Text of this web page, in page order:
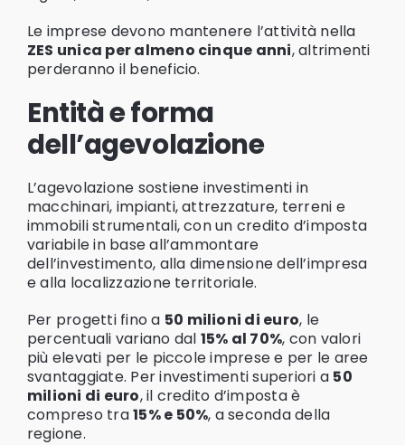
Le imprese devono mantenere l’attività nella
ZES unica per almeno cinque anni, altrimenti
perderanno il beneficio.
Entità e forma
dell’agevolazione
L’agevolazione sostiene investimenti in
macchinari, impianti, attrezzature, terreni e
immobili strumentali, con un credito d’imposta
variabile in base all’ammontare
dell’investimento, alla dimensione dell’impresa
e alla localizzazione territoriale.
Per progetti fino a 50 milioni di euro, le
percentuali variano dal 15% al 70%, con valori
più elevati per le piccole imprese e per le aree
svantaggiate. Per investimenti superiori a 50
milioni di euro, il credito d’imposta è
compreso tra15% e 50%, a seconda della
regione.